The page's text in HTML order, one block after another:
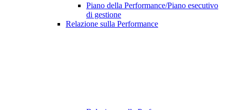
Piano della Performance/Piano esecutivo
di gestione
Relazione sulla Performance